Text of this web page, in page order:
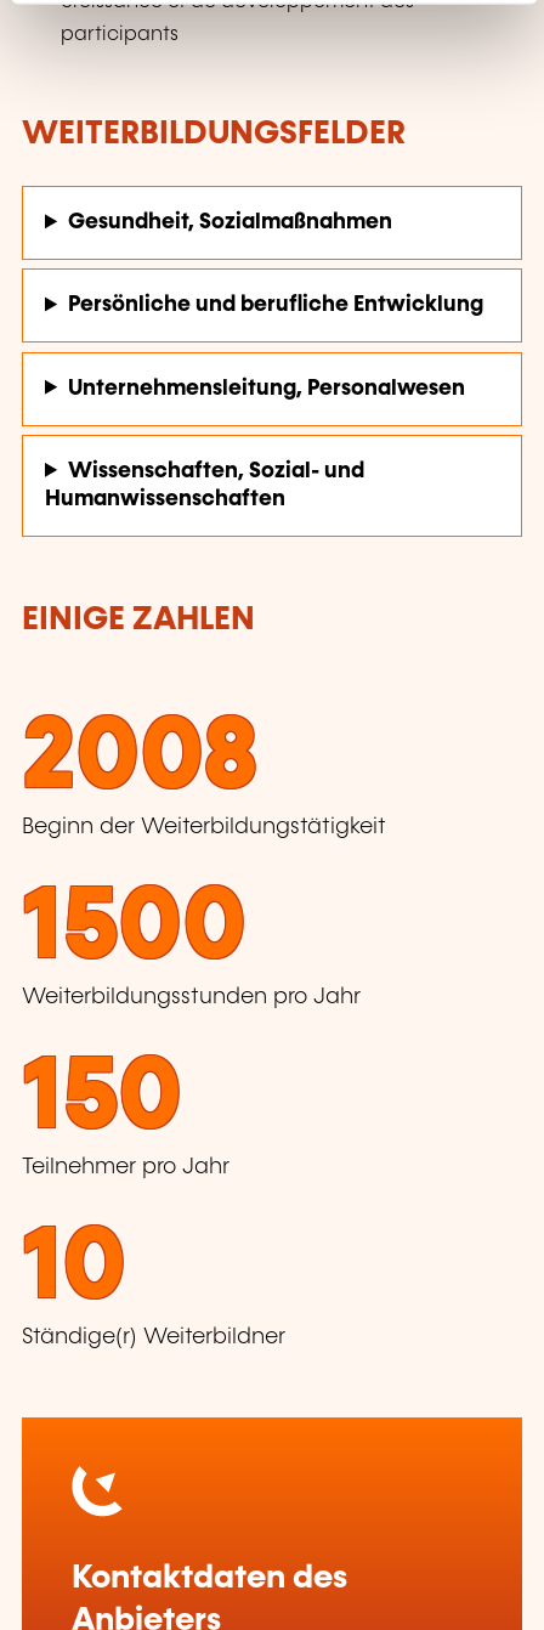
participants
WEITERBILDUNGSFELDER
Gesundheit, Sozialmaßnahmen
Persönliche und berufliche Entwicklung
Unternehmensleitung, Personalwesen
Wissenschaften, Sozial- und
Humanwissenschaften
EINIGE ZAHLEN
2008
Beginn der Weiterbildungstätigkeit
1500
Weiterbildungsstunden pro Jahr
150
Teilnehmer pro Jahr
10
Ständige(r) Weiterbildner
Kontaktdaten des
Anbieters